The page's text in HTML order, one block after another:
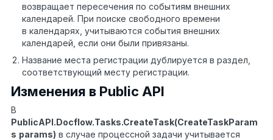
возвращает пересечения по событиям внешних
календарей. При поиске свободного времени
в календарях, учитываются события внешних
календарей, если они были привязаны.
Название места регистрации дублируется в раздел,
соответствующий месту регистрации.
Изменения в Public API
В
PublicAPI.Docflow.Tasks.CreateTask(CreateTaskParam
s params) в случае процессной задачи учитывается